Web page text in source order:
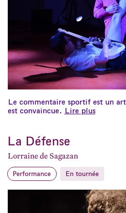
Le commentaire sportif est un
est convaincue. Lire plus
La Défense
Lorraine de Sagazan
Performance En tournée